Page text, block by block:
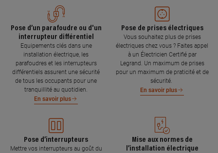
Pose d’un parafoudre ou d'un
interrupteur différentiel
Equipements clés dans une
installation électrique, les
parafoudres et les interrupteurs
différentiels assurent une sécurité
de tous les occupants pour une
tranquillité au quotidien.
En savoir plus
Pose de prises électriques
Vous souhaitez plus de prises
électriques chez vous ? Faites appel
à un Électricien Certifié par
Legrand. Un maximum de prises
pour un maximum de praticité et de
sécurité.
En savoir plus
Pose d’interrupteurs
Mettre vos interrupteurs au goût du
Mise aux normes de
l’installation électrique